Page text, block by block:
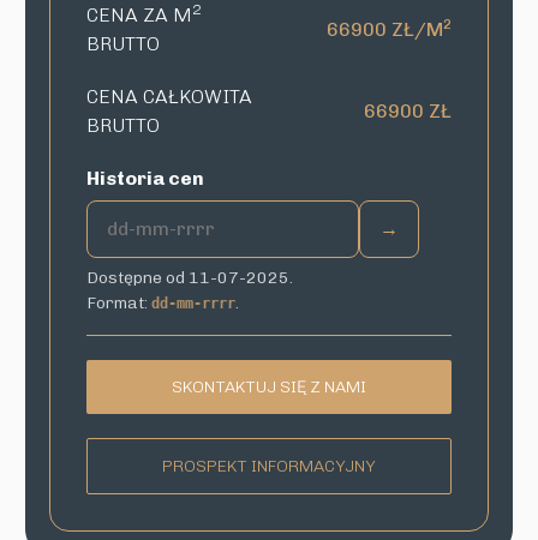
CENA ZA M 2
BRUTTO
66900 ZŁ/M2
CENA CAŁKOWITA
BRUTTO
66900 ZŁ
Historia cen
→
Dostępne od 11-07-2025.
Format:dd-mm-rrrr.
SKONTAKTUJ SIĘ Z NAMI
PROSPEKT INFORMACYJNY